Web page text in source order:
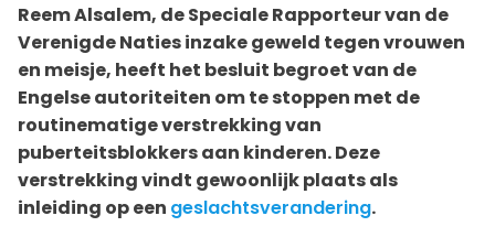
Reem Alsalem, de Speciale Rapporteur van de
Verenigde Naties inzake geweld tegen vrouwen
en meisje, heeft het besluit begroet van de
Engelse autoriteiten om te stoppen met de
routinematige verstrekking van
puberteitsblokkers aan kinderen. Deze
verstrekking vindt gewoonlijk plaats als
inleiding op een geslachtsverandering.